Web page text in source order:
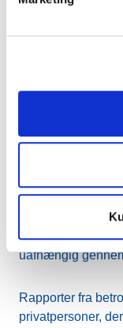
udføre en
manuel
domænenavne.
antallet af falske
registreringer
myndigheder og
uafhængig
Rapporter fra
privatpersoner,